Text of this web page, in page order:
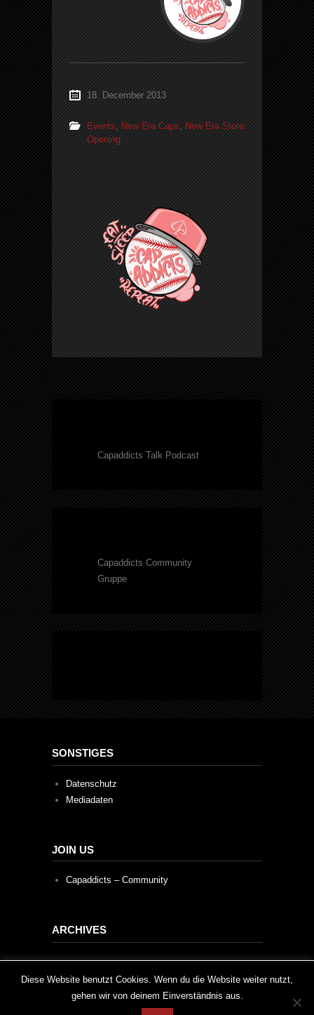
18. December 2013
Events,New Era Caps,New Era Store
Opening
Capaddicts Talk Podcast
Capaddicts Community
Gruppe
SONSTIGES
Datenschutz
Mediadaten
JOIN US
Capaddicts – Community
ARCHIVES
Archives
This website uses cookies to improve your experience. We'll
assume you're ok with this, but you can opt-out if you wish.
Diese Website benutzt Cookies. Wenn du die Website weiter nutzt,
gehen wir von deinem Einverständnis aus.